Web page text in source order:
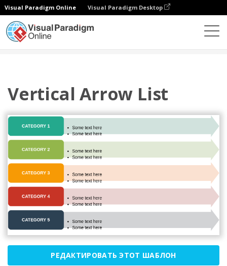
Visual Paradigm Online Visual Paradigm Desktop
Vertical Arrow List
РЕДАКТИРОВАТЬ ЭТОТ ШАБЛОН